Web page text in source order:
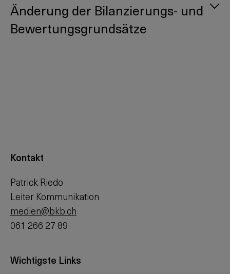
Änderung der Bilanzierungs- und
Bewertungsgrundsätze
Kontakt
Patrick Riedo
Leiter Kommunikation
medien@bkb.ch
061 266 27 89
Wichtigste Links